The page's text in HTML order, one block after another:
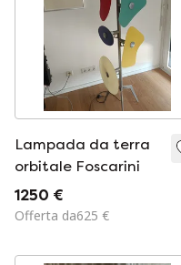
Lampada da terra
orbitale Foscarini
1250 €
Offerta da625 €